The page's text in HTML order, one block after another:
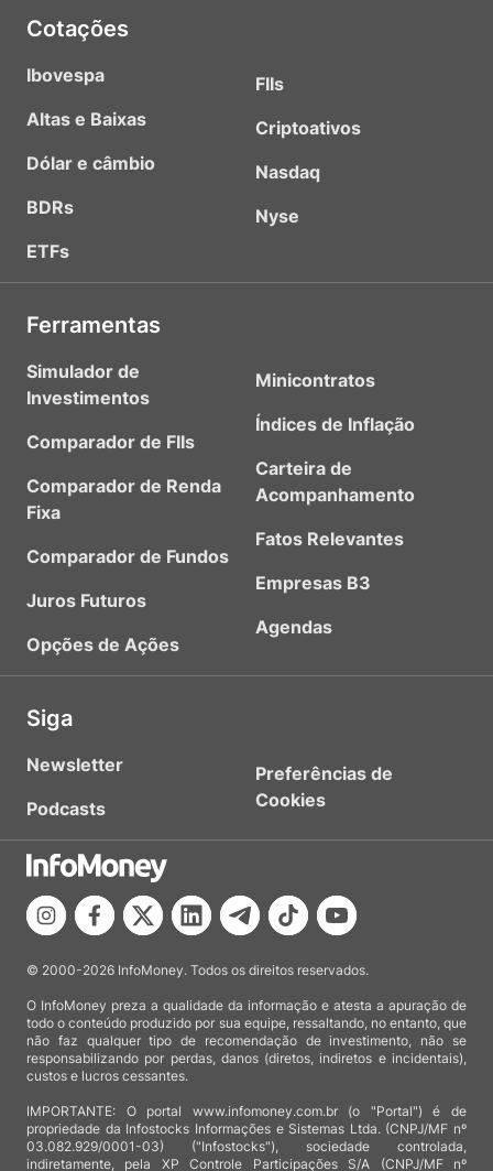
Cotações
Ibovespa
Altas e Baixas
Dólar e câmbio
BDRs
ETFs
FIIs
Criptoativos
Nasdaq
Nyse
Ferramentas
Simulador de
Investimentos
Comparador de FIIs
Comparador de Renda
Fixa
Comparador de Fundos
Juros Futuros
Opções de Ações
Minicontratos
Índices de Inflação
Carteira de
Acompanhamento
Fatos Relevantes
Empresas B3
Agendas
Siga
Newsletter
Podcasts
Preferências de
Cookies
© 2000-2026 InfoMoney. Todos os direitos reservados.
O InfoMoney preza a qualidade da informação e atesta a apuração de
todo o conteúdo produzido por sua equipe, ressaltando, no entanto, que
não faz qualquer tipo de recomendação de investimento, não se
responsabilizando por perdas, danos (diretos, indiretos e incidentais),
custos e lucros cessantes.
IMPORTANTE: O portal www.infomoney.com.br (o "Portal") é de
propriedade da Infostocks Informações e Sistemas Ltda. (CNPJ/MF nº
03.082.929/0001-03) ("Infostocks"), sociedade controlada,
indiretamente, pela XP Controle Participações S/A (CNPJ/MF nº